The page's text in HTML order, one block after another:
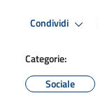
Condividi
Categorie:
Sociale